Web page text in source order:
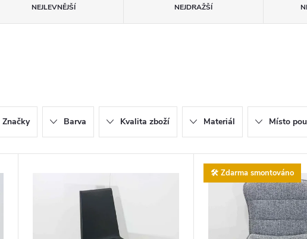
NEJLEVNĚJŠÍ NEJDRAŽŠÍ
Značky Barva Kvalita zboží Materiál Místo
🛠️ Zdarma smontováno